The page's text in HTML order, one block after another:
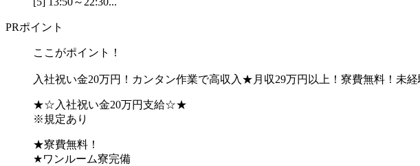
PRポイント
ここがポイント！
入社祝い金20万円！カンタン作業で高収入★月収29万円以上！寮費無料！未経
★☆入社祝い金20万円支給☆★
※規定あり
★寮費無料！
★ワンルーム寮完備